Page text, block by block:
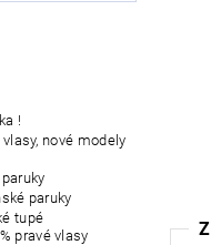
!
nové modely
paruky
tupé
pravé vlasy